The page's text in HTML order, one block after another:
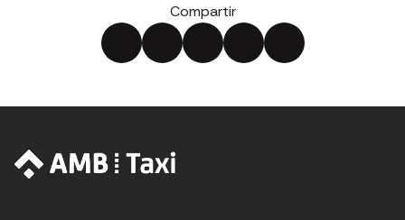
Compartir